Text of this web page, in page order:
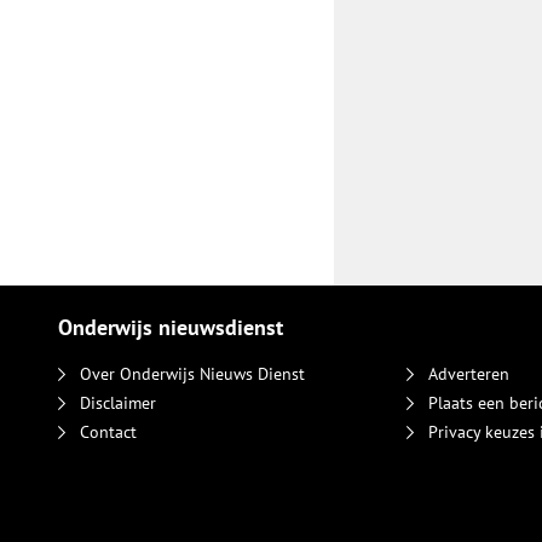
Onderwijs nieuwsdienst
Over Onderwijs Nieuws Dienst
Disclaimer
Contact
Adverteren
Plaats een
Privacy